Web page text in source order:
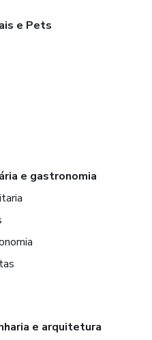
e Pets
e gastronomia
e arquitetura